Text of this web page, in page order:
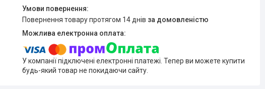
повернення товару протягом 14 днів за домовленістю
У компанії підключені електронні платежі. Тепер ви можете купити
будь-який товар не покидаючи сайту.